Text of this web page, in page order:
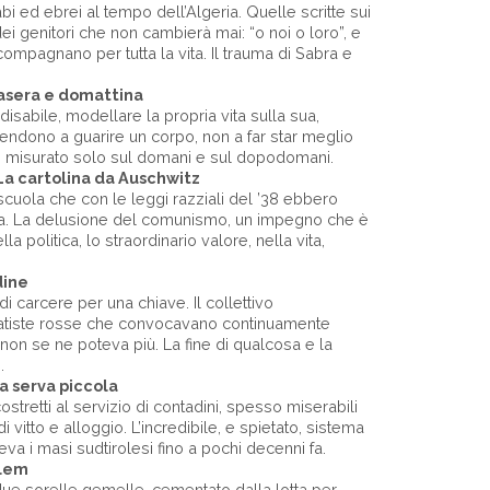
ed ebrei al tempo dell’Algeria. Quelle scritte sui
genitori che non cambierà mai: “o noi o loro”, e
per tutta la vita. Il trauma di Sabra e
e domattina
modellare la propria vita sulla sua,
a guarire un corpo, non a far star meglio
misurato solo sul domani e sul dopodomani.
cartolina da Auschwitz
che con le leggi razziali del ’38 ebbero
La delusione del comunismo, un impegno che è
politica, lo straordinario valore, nella vita,
carcere per una chiave. Il collettivo
rosse che convocavano continuamente
se ne poteva più. La fine di qualcosa e la
serva piccola
al servizio di contadini, spesso miserabili
vitto e alloggio. L’incredibile, e spietato, sistema
i masi sudtirolesi fino a pochi decenni fa.